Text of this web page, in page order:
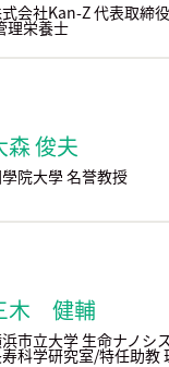
会社Kan-Z 代表取締役
理栄養士
森 俊夫
院大學 名誉教授
木 健輔
市立大学 生命ナノシ
科学研究室/特任助教